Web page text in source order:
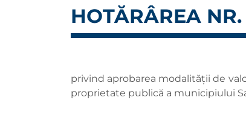
HOTĂRÂREA
privind aprobarea modalității de
proprietate publică a municipiului